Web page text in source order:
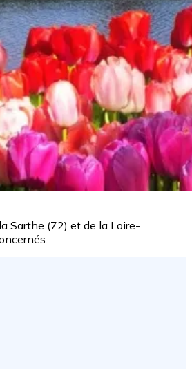
Sarthe (72) et de la Loire-